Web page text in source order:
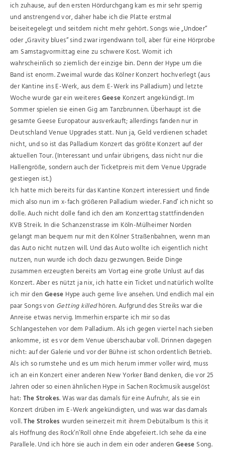
ich zuhause, auf den ersten Hördurchgang kam es mir sehr sperrig
und anstrengend vor, daher habe ich die Platte erstmal
beiseitegelegt und seitdem nicht mehr gehört. Songs wie „Undoer“
oder „Gravity blues“ sind zwar irgendwann toll, aber für eine Hörprobe
am Samstagvormittag eine zu schwere Kost. Womit ich
wahrscheinlich so ziemlich der einzige bin. Denn der Hype um die
Band ist enorm. Zweimal wurde das Kölner Konzert hochverlegt (aus
der Kantine ins E-Werk, aus dem E-Werk ins Palladium) und letzte
Woche wurde gar ein weiteresGeese Konzert angekündigt. Im
Sommer spielen sie einen Gig am Tanzbrunnen. Überhaupt ist die
gesamte Geese Europatour ausverkauft; allerdings fanden nur in
Deutschland Venue Upgrades statt. Nun ja, Geld verdienen schadet
nicht, und so ist das Palladium Konzert das größte Konzert auf der
aktuellen Tour. (Interessant und unfair übrigens, dass nicht nur die
Hallengröße, sondern auch der Ticketpreis mit dem Venue Upgrade
gestiegen ist.)
Ich hatte mich bereits für das Kantine Konzert interessiert und finde
mich also nun im x-fach größeren Palladium wieder. Fand’ ich nicht so
dolle. Auch nicht dolle fand ich den am Konzerttag stattfindenden
KVB Streik. In die Schanzenstrasse im Köln-Mülheimer Norden
gelangt man bequem nur mit den Kölner Straßenbahnen, wenn man
das Auto nicht nutzen will. Und das Auto wollte ich eigentlich nicht
nutzen, nun wurde ich doch dazu gezwungen. Beide Dinge
zusammen erzeugten bereits am Vortag eine große Unlust auf das
Konzert. Aber es nützt ja nix, ich hatte ein Ticket und natürlich wollte
ich mir denGeese Hype auch gerne live ansehen. Und endlich mal ein
paar Songs von Getting killedhören. Aufgrund des Streiks war die
Anreise etwas nervig. Immerhin ersparte ich mir so das
Schlangestehen vor dem Palladium. Als ich gegen viertel nach sieben
ankomme, ist es vor dem Venue überschaubar voll. Drinnen dagegen
nicht: auf der Galerie und vor der Bühne ist schon ordentlich Betrieb.
Als ich so rumstehe und es um mich herum immer voller wird, muss
ich an ein Konzert einer anderen New Yorker Band denken, die vor 25
Jahren oder so einen ähnlichen Hype in Sachen Rockmusik ausgelöst
hat:The Strokes. Was war das damals für eine Aufruhr, als sie ein
Konzert drüben im E-Werk angekündigten, und was war das damals
voll.The Strokes wurden seinerzeit mit ihrem Debütalbum Is this it
als Hoffnung des Rock’n’Roll ohne Ende abgefeiert. Ich sehe da eine
Parallele. Und ich höre sie auch in dem ein oder anderenGeese Song.